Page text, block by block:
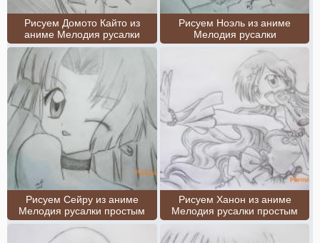
Рисуем Домото Кайто из
аниме Мелодия русалки
Рисуем Ноэль из аниме
Мелодия русалки
Рисуем Сейру из аниме
Мелодия русалки простым
Рисуем Ханон из аниме
Мелодия русалки простым